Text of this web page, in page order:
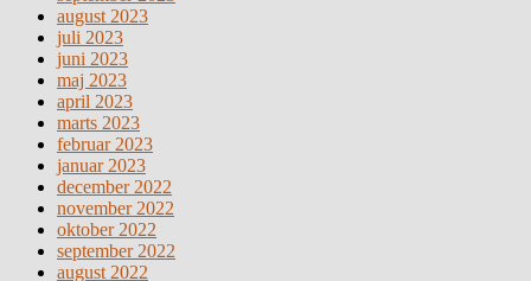
august 2023
juli 2023
juni 2023
maj 2023
april 2023
marts 2023
februar 2023
januar 2023
december 2022
november 2022
oktober 2022
september 2022
august 2022